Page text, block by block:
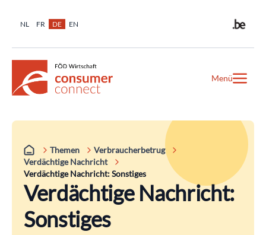
NL FR DE EN
Menü
Themen
Verbraucherbetrug
Verdächtige Nachricht
Verdächtige Nachricht: Sonstiges
Verdächtige Nachricht:
Sonstiges